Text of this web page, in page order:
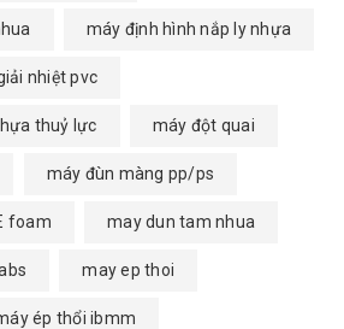
máy định hình nắp ly nhựa
nhiệt pvc
thuỷ lực máy đột quai
máy đùn màng pp/ps
foam may dun tam nhua
may ep thoi
ép thổi ibmm